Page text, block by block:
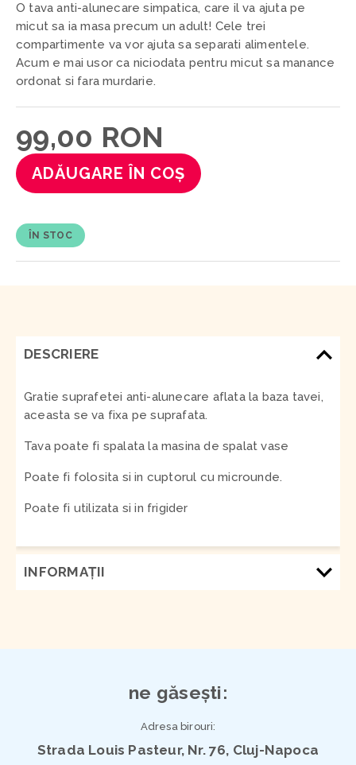
O tava anti-alunecare simpatica, care il va ajuta pe
micut sa ia masa precum un adult! Cele trei
compartimente va vor ajuta sa separati alimentele.
Acum e mai usor ca niciodata pentru micut sa manance
ordonat si fara murdarie.
99,00 RON
ADĂUGARE ÎN COȘ
ÎN STOC
DESCRIERE
Gratie suprafetei anti-alunecare aflata la baza tavei,
aceasta se va fixa pe suprafata.
Tava poate fi spalata la masina de spalat vase
Poate fi folosita si in cuptorul cu microunde.
Poate fi utilizata si in frigider
INFORMAŢII
ne găsești:
Adresa birouri:
Strada Louis Pasteur, Nr. 76, Cluj-Napoca